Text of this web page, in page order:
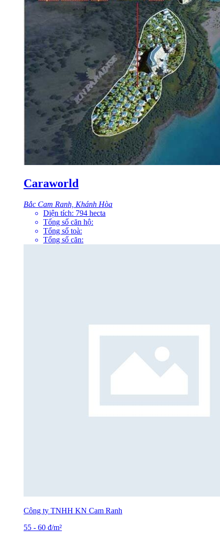
Caraworld
Bắc Cam Ranh, Khánh Hòa
Diện tích: 794 hecta
Tổng số căn hộ:
Tổng số toà:
Tổng số căn:
Công ty TNHH KN Cam Ranh
55 - 60 đ/m²